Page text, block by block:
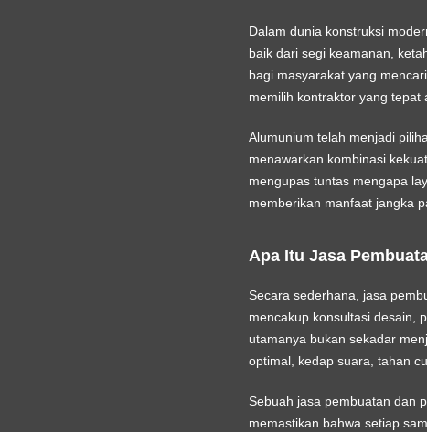
Dalam dunia konstruksi
baik dari segi keamanan,
bagi masyarakat yang mencari
memilih kontraktor yang tepat
Alumunium telah menjadi
menawarkan kombinasi
mengupas tuntas mengapa
memberikan manfaat jangka
Apa Itu Jasa
Secara sederhana, jasa
mencakup konsultasi desain,
utamanya bukan sekadar
optimal, kedap suara, tahan
Sebuah jasa pembuatan dan
memastikan bahwa setiap